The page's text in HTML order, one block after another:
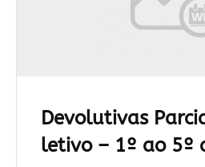
Devolutivas
letivo – 1º ao 5º